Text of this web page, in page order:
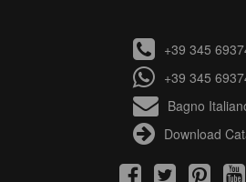
+39 345
+39 345
Bagno
Download